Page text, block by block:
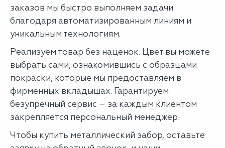
заказов мы быстро выполняем задачи
благодаря автоматизированным линиям и
уникальным технологиям.
Реализуем товар без наценок. Цвет вы можете
выбрать сами, ознакомившись с образцами
покраски, которые мы предоставляем в
фирменных вкладышах. Гарантируем
безупречный сервис – за каждым клиентом
закрепляется персональный менеджер.
Чтобы купить металлический забор, оставьте